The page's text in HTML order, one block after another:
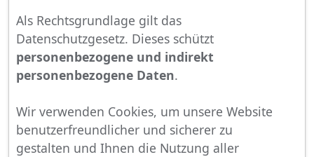
Als Rechtsgrundlage gilt das
Datenschutzgesetz. Dieses schützt
personenbezogene und indirekt
personenbezogene Daten.
Wir verwenden Cookies, um unsere Website
benutzerfreundlicher und sicherer zu
gestalten und Ihnen die Nutzung aller